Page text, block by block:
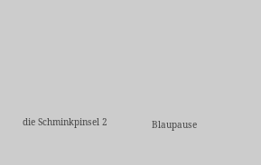
die Schminkpinsel 2
Blaupause